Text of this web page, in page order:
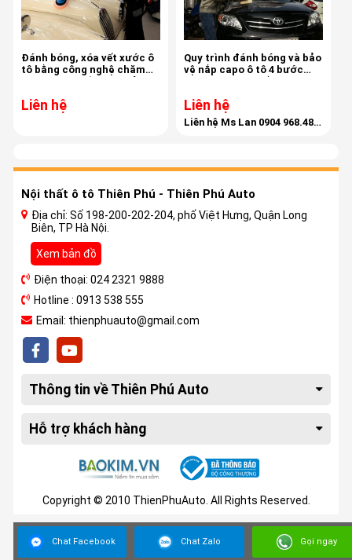
Đánh bóng, xóa vết xước ô
tô bằng công nghệ chăm
Liên hệ
Quy trình đánh bóng và bảo
vệ nắp capo ô tô 4 bước
Liên hệ
Liên hệ Ms Lan 0904 968.488
Nội thất ô tô Thiên Phú - Thiên Phú Auto
Địa chỉ: Số 198-200-202-204, phố Việt Hưng, Quận Long
Biên, TP Hà Nội.
Xem bản đồ
Điện thoại: 024 2321 9888
Hotline : 0913 538 555
Email: thienphuauto@gmail.com
Thông tin về Thiên Phú Auto
Hỗ trợ khách hàng
Copyright © 2010 ThienPhuAuto. All Rights Reserved.
Chat Facebook Gọi ngay
Chat Zalo